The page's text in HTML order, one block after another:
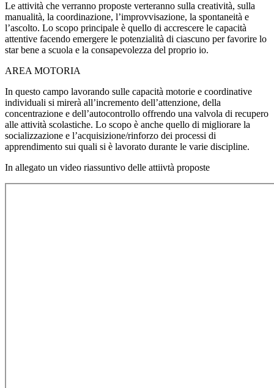
Le attività che verranno proposte verteranno sulla creatività, sulla
manualità, la coordinazione, l’improvvisazione, la spontaneità e
l’ascolto. Lo scopo principale è quello di accrescere le capacità
attentive facendo emergere le potenzialità di ciascuno per favorire lo
star bene a scuola e la consapevolezza del proprio io.
AREA MOTORIA
In questo campo lavorando sulle capacità motorie e coordinative
individuali si mirerà all’incremento dell’attenzione, della
concentrazione e dell’autocontrollo offrendo una valvola di recupero
alle attività scolastiche. Lo scopo è anche quello di migliorare la
socializzazione e l’acquisizione/rinforzo dei processi di
apprendimento sui quali si è lavorato durante le varie discipline.
In allegato un video riassuntivo delle attiivtà proposte